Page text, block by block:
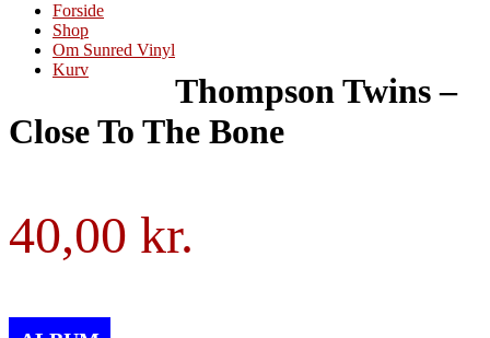
Forside
Shop
Om Sunred Vinyl
Kurv
Thompson Twins –
Close To The Bone
40,00